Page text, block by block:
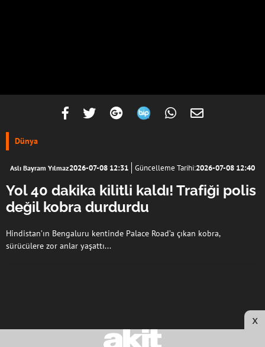
Dünya
Aslı Bayram Yılmaz2026-07-08 12:31 Güncelleme Tarihi:2026-07-08 12:40
Yol 40 dakika kilitli kaldı! Trafiği polis
değil kobra durdurdu
Hindistan’ın Bengaluru kentinde Palace Road’a çıkan kobra,
sürücülere zor anlar yaşattı...
x